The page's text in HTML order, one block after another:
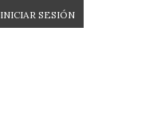
INICIAR SESIÓN